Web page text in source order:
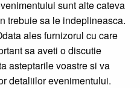
sunt alte cateva
trebuie sa le indeplineasca.
ales furnizorul cu care
sa aveti o discutie
asteptarile voastre si va
detaliilor evenimentului.